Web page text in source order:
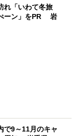
れ「いわて冬旅
ーン」をPR 岩
で9～11月のキャ